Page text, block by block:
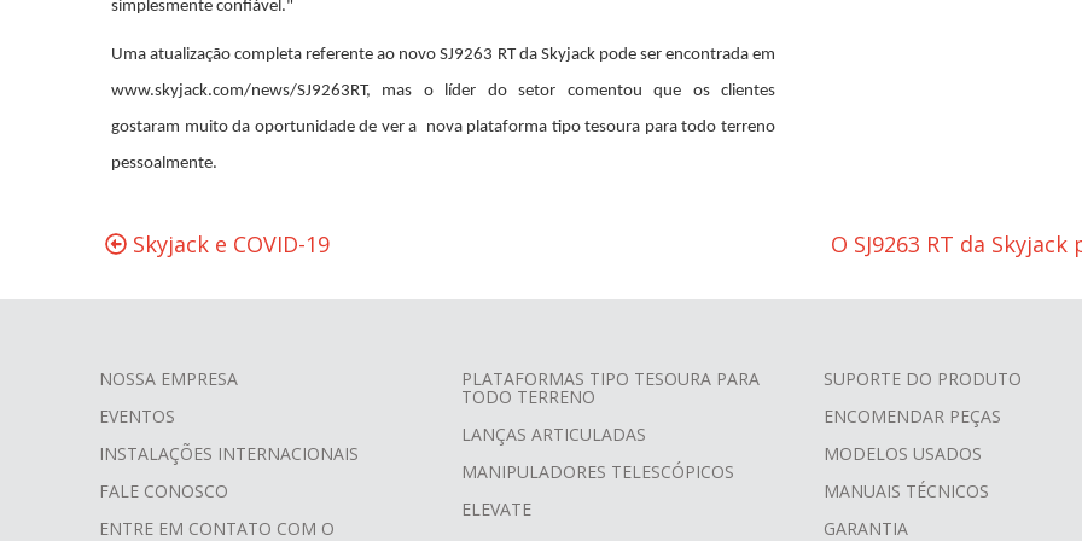
simplesmente confiável."
Uma atualização completa referente ao novo SJ9263 RT da Skyjack pode ser encontrada em
www.skyjack.com/news/SJ9263RT, mas o líder do setor comentou que os clientes
gostaram muito da oportunidade de ver a nova plataforma tipo tesoura para todo terreno
pessoalmente.
Skyjack e COVID-19 O SJ9263 RT da
FOOTER
MENU
NOSSA EMPRESA
EVENTOS
INSTALAÇÕES INTERNACIONAIS
FALE CONOSCO
ENTRE EM CONTATO COM O
PLATAFORMAS TIPO TESOURA PARA
TODO TERRENO
LANÇAS ARTICULADAS
MANIPULADORES TELESCÓPICOS
ELEVATE
SUPORTE DO PRODUTO
ENCOMENDAR PEÇAS
MODELOS USADOS
MANUAIS TÉCNICOS
GARANTIA